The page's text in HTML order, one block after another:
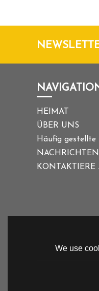
HEIMAT
ÜBER UNS
NACHRICHTEN
We use